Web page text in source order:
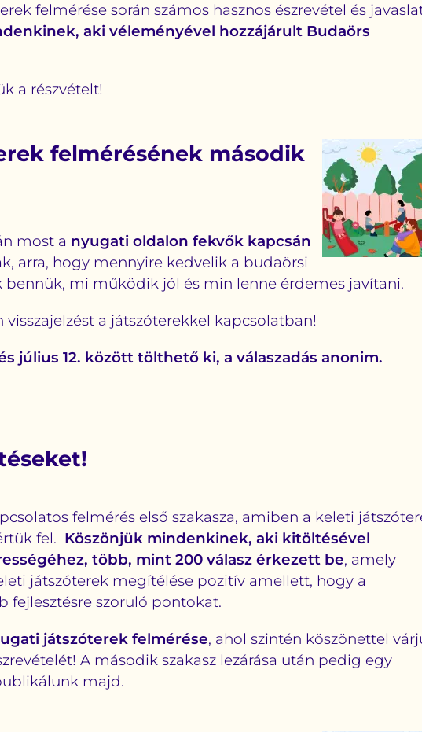
felmérés első szakasza, amiben a keleti
fel. Köszönjük mindenkinek, aki kitöltésével
több, mint 200 válasz érkezett be, amely
játszóterek megítélése pozitív amellett, hogy a
fejlesztésre szoruló pontokat.
játszóterek felmérése, ahol szintén köszönettel
A második szakasz lezárása után pedig egy
majd.
felmérése során számos hasznos észrevétel és
aki véleményével hozzájárult Budaörs
a részvételt!
felmérésének második
most a nyugati oldalon fekvők kapcsán
arra, hogy mennyire kedvelik a budaörsi
bennük, mi működik jól és min lenne érdemes javítani.
a játszóterekkel kapcsolatban!
július 12. között tölthető ki, a válaszadás anonim.